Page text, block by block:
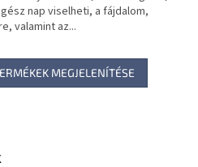
nap viselheti, a fájdalom,
valamint az...
MEGJELENÍTÉSE